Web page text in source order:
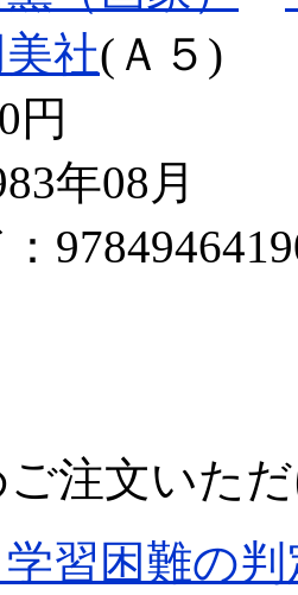
社(Ａ５)
円
年08月
注文いた
習困難の